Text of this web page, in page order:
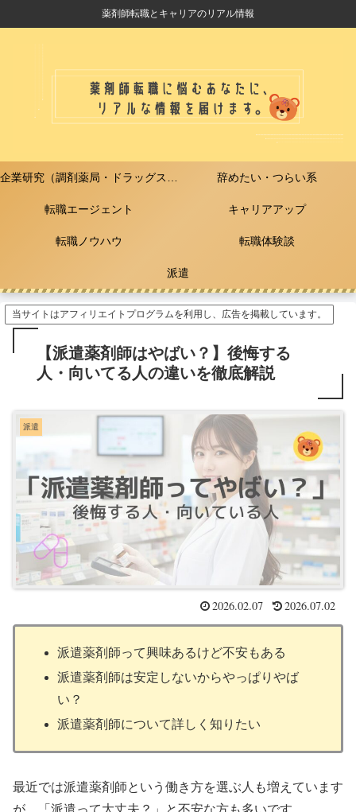
薬剤師転職とキャリアのリアル情報
企業研究（調剤薬局・ドラッグストア） 辞めたい・つらい系
転職エージェント キャリアアップ
転職ノウハウ 転職体験談
派遣
当サイトはアフィリエイトプログラムを利用し、広告を掲載しています。
【派遣薬剤師はやばい？】後悔する
人・向いてる人の違いを徹底解説
派遣
2026.02.07 2026.07.02
派遣薬剤師って興味あるけど不安もある
派遣薬剤師は安定しないからやっぱりやば
い？
派遣薬剤師について詳しく知りたい
最近では派遣薬剤師という働き方を選ぶ人も増えています
が、「派遣って大丈夫？」と不安な方も多いです。